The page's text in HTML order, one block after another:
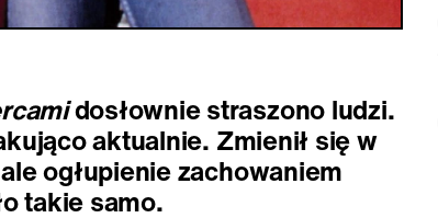
dosłownie straszono ludzi.
aktualnie. Zmienił się w
ogłupienie zachowaniem
takie samo.